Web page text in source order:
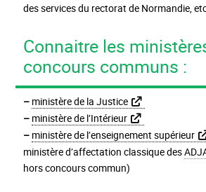
des services du rectorat de Normandie,
Connaitre les ministères pour les
concours communs :
– ministère de la Justice
– ministère de l’Intérieur
– ministère de l’enseignement supérieur
ministère d’affectation classique des
hors concours commun)